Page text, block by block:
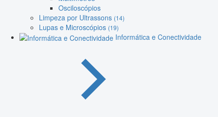
Osciloscópios
Limpeza por Ultrassons (14)
Lupas e Microscópios (19)
Informática e Conectividade